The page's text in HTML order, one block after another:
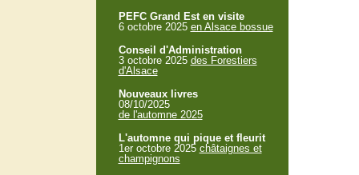
PEFC Grand Est en visite
6 octobre 2025 en Alsace bossue
Conseil d'Administration
3 octobre 2025 des Forestiers
d'Alsace
Nouveaux livres
08/10/2025
de l'automne 2025
L'automne qui pique et fleurit
1er octobre 2025 châtaignes et
champignons